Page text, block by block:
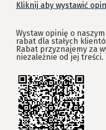
Kliknij aby wystawić
Wystaw opinię o
rabat dla stałych
Rabat przyznajemy za
niezależnie od jej treści.